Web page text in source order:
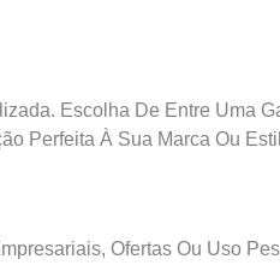
Escolha De Entre Uma
Perfeita À Sua Marca Ou
Ofertas Ou Uso